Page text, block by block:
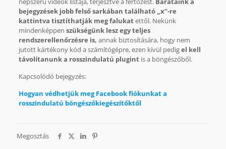
bejegyzések jobb felső sarkában található „x”-re
kattintva tisztíthatják meg falukatettől. Nekünk
mindenképpen szükségünk lesz egy teljes
rendszerellenőrzésre is, annak biztosítására, hogy nem
jutott kártékony kód a számítógépre, ezen kívül pedigel kell
távolítanunk a rosszindulatú plugintis a böngészőből.
Kapcsolódó bejegyzés:
Hogyan védhetjük meg Facebook fiókunkat a
rosszindulatú böngészőkiegészítőktől
Megosztás